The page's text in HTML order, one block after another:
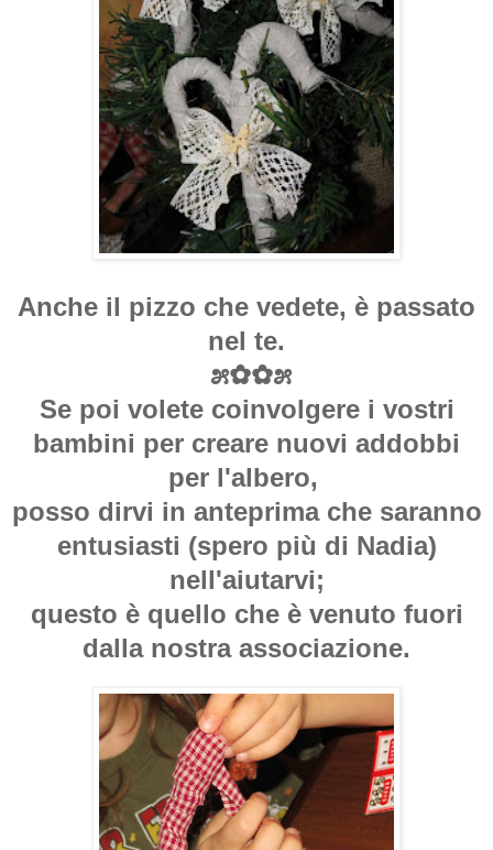
Anche il pizzo che vedete, è passato
nel te.
೫✿✿೫
Se poi volete coinvolgere i vostri
bambini per creare nuovi addobbi
per l'albero,
posso dirvi in anteprima che saranno
entusiasti (spero più di Nadia)
nell'aiutarvi;
questo è quello che è venuto fuori
dalla nostra associazione.